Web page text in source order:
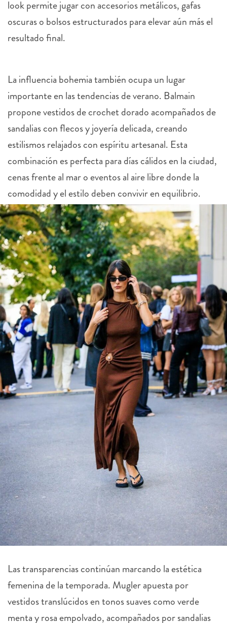
look permite jugar con accesorios metálicos, gafas
oscuras o bolsos estructurados para elevar aún más el
resultado final.
La influencia bohemia también ocupa un lugar
importante en las tendencias de verano. Balmain
propone vestidos de crochet dorado acompañados de
sandalias con flecos y joyería delicada, creando
estilismos relajados con espíritu artesanal. Esta
combinación es perfecta para días cálidos en la ciudad,
cenas frente al mar o eventos al aire libre donde la
comodidad y el estilo deben convivir en equilibrio.
Las transparencias continúan marcando la estética
femenina de la temporada. Mugler apuesta por
vestidos translúcidos en tonos suaves como verde
menta y rosa empolvado, acompañados por sandalias